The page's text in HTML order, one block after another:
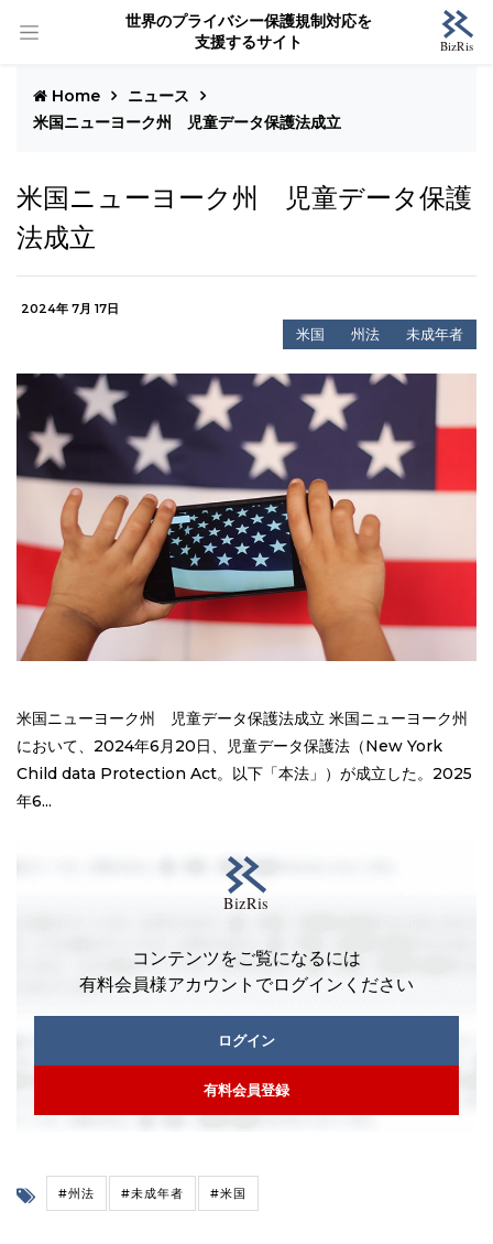
世界のプライバシー保護規制対応を
支援するサイト
Home
ニュース
米国ニューヨーク州 児童データ保護法成立
米国ニューヨーク州 児童データ保護
法成立
2024年 7月 17日
米国 州法 未成年者
米国ニューヨーク州 児童データ保護法成立 米国ニューヨーク州
において、2024年6月20日、児童データ保護法（New York
Child data Protection Act。以下「本法」）が成立した。2025
年6...
コンテンツをご覧になるには
有料会員様アカウントでログインください
ログイン
有料会員登録
#州法 #未成年者 #米国